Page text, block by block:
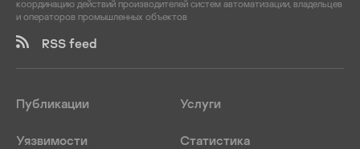
координацию действий производителей систем автоматизации, владельцев
и операторов промышленных объектов
RSS feed
Публикации Услуги
Уязвимости Статистика